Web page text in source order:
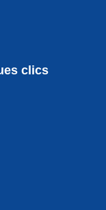
clics